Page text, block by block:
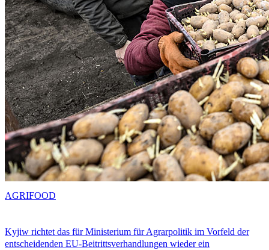
Kyjiw richtet das für Ministerium für Agrarpolitik im Vorfeld der
entscheidenden EU-Beitrittsverhandlungen wieder ein
AGRIFOOD